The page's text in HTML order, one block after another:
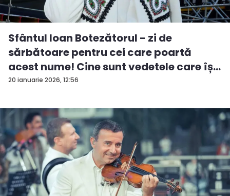
20 ianuarie 2026, 12:56
Sfântul Ioan Botezătorul - zi de
sărbătoare pentru cei care poartă
acest nume! Cine sunt vedetele care îș...